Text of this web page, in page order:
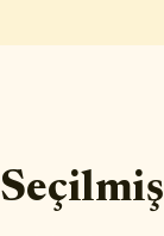
Seçilmiş